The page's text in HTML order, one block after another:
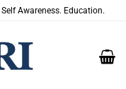
Awareness. Education.